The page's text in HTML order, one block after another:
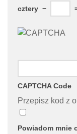
cztery −
CAPTCHA Code
Przepisz kod z
Powiadom mnie